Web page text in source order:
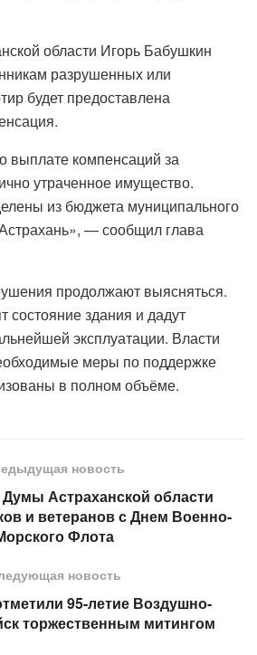
области Игорь Бабушкин
разрушенных или
будет предоставлена
выплате компенсаций за
утраченное имущество.
из бюджета муниципального
— сообщил глава
продолжают выясняться.
состояние здания и дадут
эксплуатации. Власти
меры по поддержке
в полном объёме.
новость
Астраханской области
и ветеранов с Днем Военно-
Флота
новость
95-летие Воздушно-
торжественным митингом